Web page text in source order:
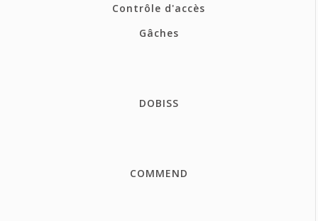
Contrôle d'accès
Gâches
DOBISS
COMMEND